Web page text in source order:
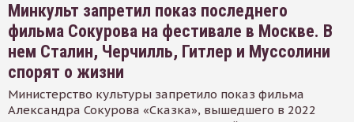
Минкульт запретил показ последнего
фильма Сокурова на фестивале в Москве. В
нем Сталин, Черчилль, Гитлер и Муссолини
спорят о жизни
Министерство культуры запретило показ фильма
Александра Сокурова «Сказка», вышедшего в 2022